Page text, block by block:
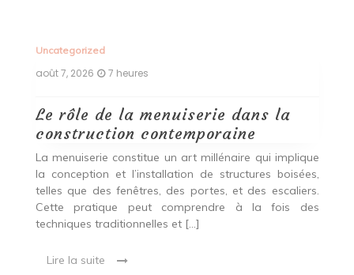
Uncategorized
août 7, 2026 7 heures
Le rôle de la menuiserie dans la
construction contemporaine
La menuiserie constitue un art millénaire qui implique
la conception et l’installation de structures boisées,
telles que des fenêtres, des portes, et des escaliers.
Cette pratique peut comprendre à la fois des
techniques traditionnelles et […]
Lire la suite